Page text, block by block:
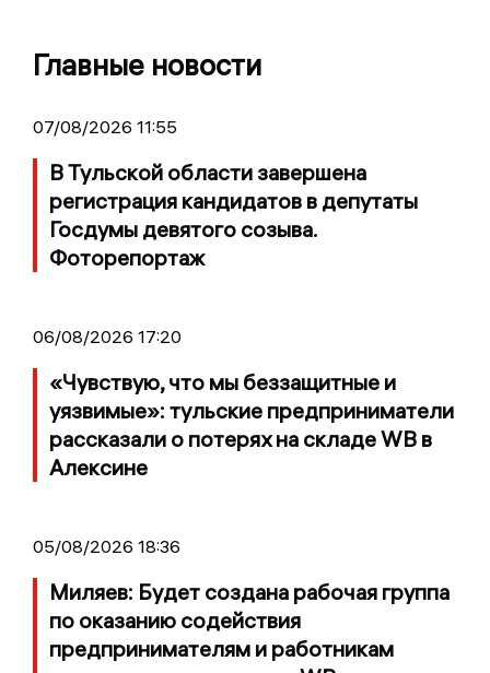
Главные новости
07/08/2026 11:55
В Тульской области завершена
регистрация кандидатов в депутаты
Госдумы девятого созыва.
Фоторепортаж
06/08/2026 17:20
«Чувствую, что мы беззащитные и
уязвимые»: тульские предприниматели
рассказали о потерях на складе WB в
Алексине
05/08/2026 18:36
Миляев: Будет создана рабочая группа
по оказанию содействия
предпринимателям и работникам